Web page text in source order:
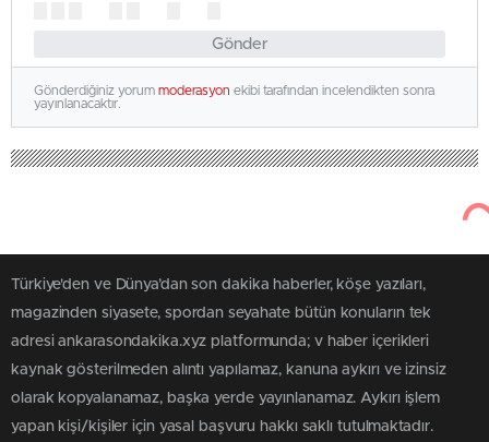
Gönder
Gönderdiğiniz yorum moderasyon ekibi tarafından incelendikten sonra
yayınlanacaktır.
Türkiye'den ve Dünya’dan son dakika haberler, köşe yazıları,
magazinden siyasete, spordan seyahate bütün konuların tek
adresi ankarasondakika.xyz platformunda; v haber içerikleri
kaynak gösterilmeden alıntı yapılamaz, kanuna aykırı ve izinsiz
olarak kopyalanamaz, başka yerde yayınlanamaz. Aykırı işlem
yapan kişi/kişiler için yasal başvuru hakkı saklı tutulmaktadır.